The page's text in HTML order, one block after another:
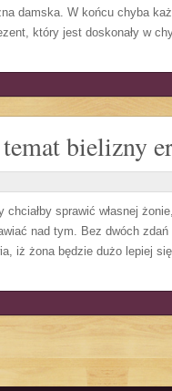
damska. W końcu chyba
który jest doskonały w
bielizny
sprawić własnej
nad tym. Bez dwóch
iż żona będzie dużo lepiej się